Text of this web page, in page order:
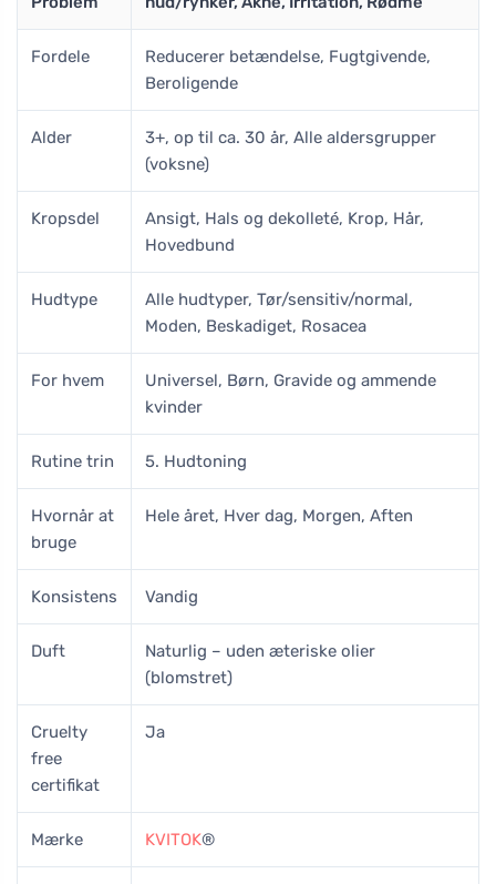
Fordele
Reducerer betændelse, Fugtgivende,
Beroligende
Alder
3+, op til ca. 30 år, Alle aldersgrupper
(voksne)
Kropsdel
Ansigt, Hals og dekolleté, Krop, Hår,
Hovedbund
Hudtype
Alle hudtyper, Tør/sensitiv/normal,
Moden, Beskadiget, Rosacea
For hvem
Universel, Børn, Gravide og ammende
kvinder
Rutine trin 5. Hudtoning
Hvornår at
bruge
Hele året, Hver dag, Morgen, Aften
Konsistens Vandig
Duft
Naturlig – uden æteriske olier
(blomstret)
Cruelty
free
certifikat
Ja
Mærke KVITOK®